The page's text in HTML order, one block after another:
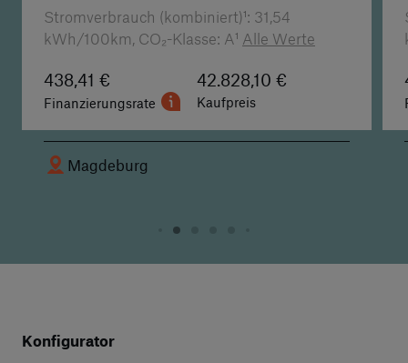
Stromverbrauch (kombiniert)¹: 31,54
kWh/100km, CO₂-Klasse: A¹ Alle Werte
438,41 €
Finanzierungsrate
42.828,10 €
Kaufpreis
Magdeburg
Konfigurator